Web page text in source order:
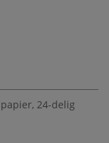
, 24-delig